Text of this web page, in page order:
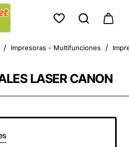
LASER CANON
Impresoras - Multifunciones